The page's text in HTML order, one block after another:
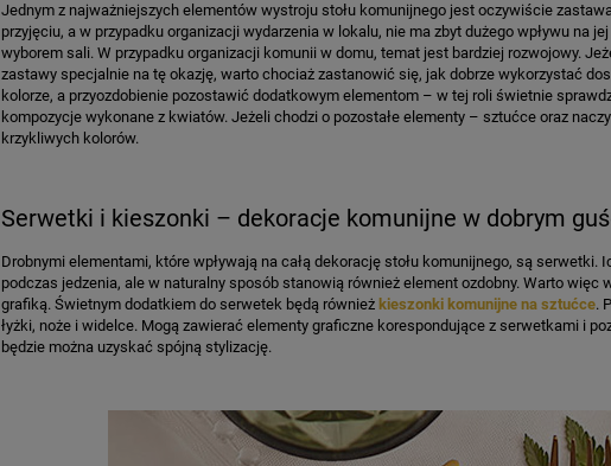
Jednym z najważniejszych elementów wystroju stołu komunijnego jest oczywiście
przyjęciu, a w przypadku organizacji wydarzenia w lokalu, nie ma zbyt dużego wpływu na
wyborem sali. W przypadku organizacji komunii w domu, temat jest bardziej rozwojowy.
zastawy specjalnie na tę okazję, warto chociaż zastanowić się, jak dobrze wykorzystać
kolorze, a przyozdobienie pozostawić dodatkowym elementom – w tej roli świetnie
kompozycje wykonane z kwiatów. Jeżeli chodzi o pozostałe elementy – sztućce oraz
krzykliwych kolorów.
Serwetki i kieszonki – dekoracje komunijne w dobrym
Drobnymi elementami, które wpływają na całą dekorację stołu komunijnego, są
podczas jedzenia, ale w naturalny sposób stanowią również element ozdobny. Warto
grafiką. Świetnym dodatkiem do serwetek będą również kieszonki komunijne na sztućce.
łyżki, noże i widelce. Mogą zawierać elementy graficzne korespondujące z serwetkami i
będzie można uzyskać spójną stylizację.